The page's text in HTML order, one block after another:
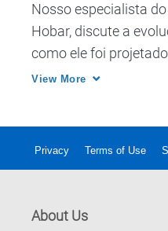
Nosso especialista
Hobar, discute a
como ele foi
inovação para uma
View More
Privacy Terms of Use
About Us